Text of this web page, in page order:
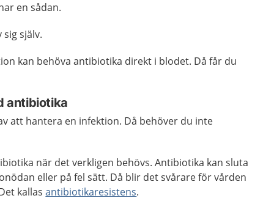
en sådan.
själv.
kan behöva antibiotika direkt i blodet. Då får du
antibiotika
att hantera en infektion. Då behöver du inte
när det verkligen behövs. Antibiotika kan sluta
eller på fel sätt. Då blir det svårare för vården
kallasantibiotikaresistens.